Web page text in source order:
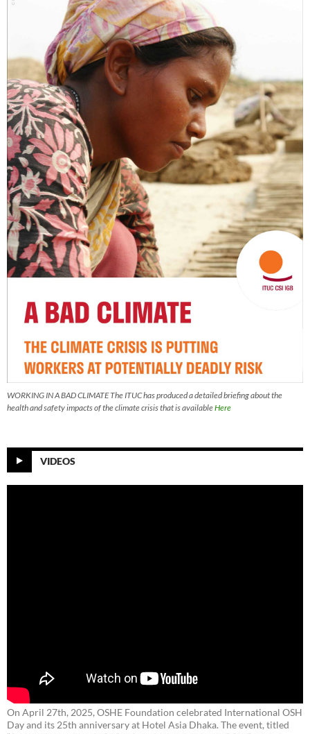
WORKING IN A BAD CLIMATE The ITUC has produced a detailed briefing about the
health and safety impacts of the climate crisis that is availableHere
VIDEOS
On April 27th, 2025, OSHE Foundation celebrated International OSH
Day and its 25th anniversary at Hotel Asia Dhaka. The event, titled